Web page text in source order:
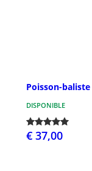
Poisson-
DISPONIBLE
€ 37,00